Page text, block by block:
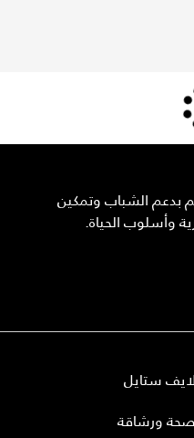
بدعم الشباب وتمكين
وأسلوب الحياة.
لايف ستايل
صحة ورشاقة